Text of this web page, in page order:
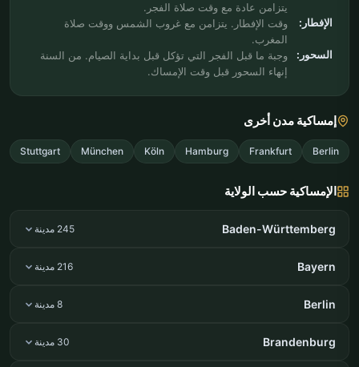
يتزامن عادة مع وقت صلاة الفجر.
الإفطار:
وقت الإفطار. يتزامن مع غروب الشمس ووقت صلاة
المغرب.
السحور:
وجبة ما قبل الفجر التي تؤكل قبل بداية الصيام. من السنة
إنهاء السحور قبل وقت الإمساك.
إمساكية مدن أخرى
Berlin
Frankfurt
Hamburg
Köln
München
Stuttgart
الإمساكية حسب الولاية
Baden-Württemberg 245 مدينة
Bayern 216 مدينة
Berlin 8 مدينة
Brandenburg 30 مدينة